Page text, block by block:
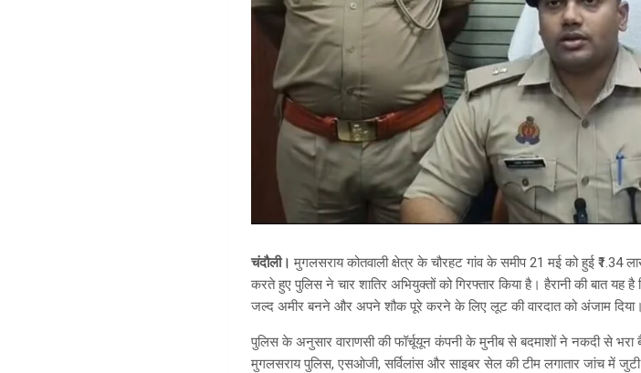
चंदौली। मुगलसराय कोतवाली क्षेत्र के चौरहट गांव के समीप 21 मई को हुई ₹1.34
करते हुए पुलिस ने चार शातिर अभियुक्तों को गिरफ्तार किया है। हैरानी की बात यह
जल्द अमीर बनने और अपने शौक पूरे करने के लिए लूट की वारदात को अंजाम दिया।
पुलिस के अनुसार वाराणसी की फॉर्चूयून कंपनी के मुनीब से बदमाशों ने नकदी से
मुगलसराय पुलिस, एसओजी, सर्विलांस और साइबर सेल की टीम लगातार जांच में